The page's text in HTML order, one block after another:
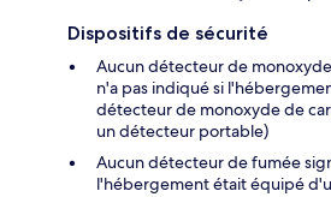
Dispositifs de sécurité
Aucun détecteur de
n'a pas indiqué si
détecteur de monoxyde de
un détecteur portable)
Aucun détecteur de fumée
l'hébergement était équipé